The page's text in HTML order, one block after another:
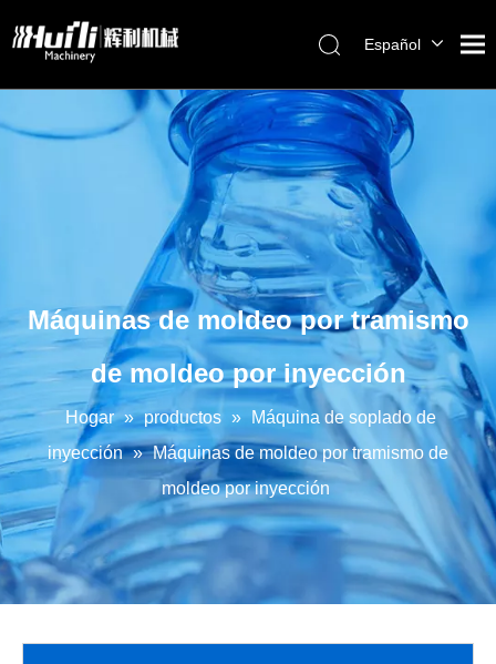
Español
العربية
Français
Pусский
Português
Máquinas de moldeo por tramismo
de moldeo por inyección
Hogar » productos »
Máquina de soplado de
inyección » Máquinas de moldeo por tramismo de
moldeo por inyección